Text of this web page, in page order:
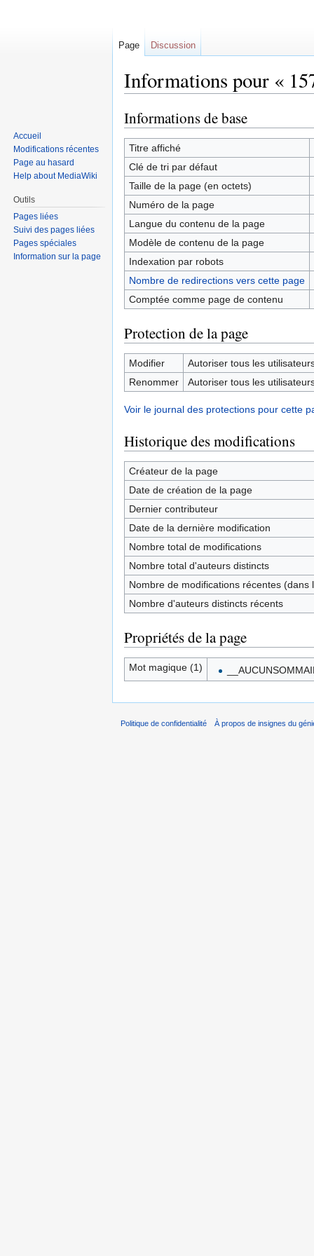
Informations pour «
Sauter
à
la
navigation
Sauter
à
la
recherche
Informations de base
Titre affiché
Clé de tri par défaut
Taille de la page (en octets)
Numéro de la page
Langue du contenu de la page
Modèle de contenu de la page
Indexation par robots
Nombre de redirections vers cette page
Comptée comme page de contenu
Protection de la page
Modifier
Autoriser tous les
Renommer
Autoriser tous les
Voir le journal des protections pour cette
Historique des modifications
Créateur de la page
Date de création de la page
Dernier contributeur
Date de la dernière modification
Nombre total de modifications
Nombre total d'auteurs distincts
Nombre de modifications récentes (dans
Nombre d'auteurs distincts récents
Propriétés de la page
Mot magique (1)
Page Discussion
Accueil
Modifications récentes
Page au hasard
Help about MediaWiki
Outils
Pages liées
Suivi des pages liées
Pages spéciales
Information sur la page
Politique de confidentialité À propos de insignes du